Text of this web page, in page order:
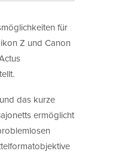
für
Z und Canon
das kurze
ermöglicht